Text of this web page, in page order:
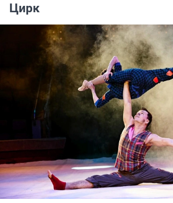
Цирк